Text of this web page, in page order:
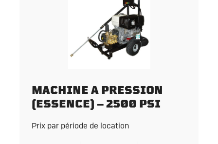
MACHINE A PRESSION
(ESSENCE) – 2500 PSI
Prix par période de location